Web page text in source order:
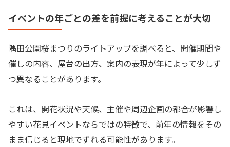
イベントの年ごとの差を前提に考えることが大切
隅田公園桜まつりのライトアップを調べると、開催期間や
催しの内容、屋台の出方、案内の表現が年によって少しず
つ異なることがあります。
これは、開花状況や天候、主催や周辺企画の都合が影響し
やすい花見イベントならではの特徴で、前年の情報をその
まま信じると現地でずれる可能性があります。